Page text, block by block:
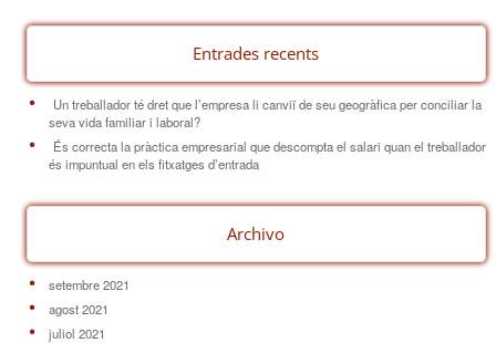
Entrades recents
Un treballador té dret que l’empresa li canviï de seu geogràfica per conciliar la
seva vida familiar i laboral?
És correcta la pràctica empresarial que descompta el salari quan el treballador
és impuntual en els fitxatges d’entrada
Archivo
setembre 2021
agost 2021
juliol 2021